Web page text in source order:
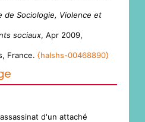
de Sociologie, Violence et
sociaux, Apr 2009,
France. ⟨halshs-00468890⟩
d'un attaché